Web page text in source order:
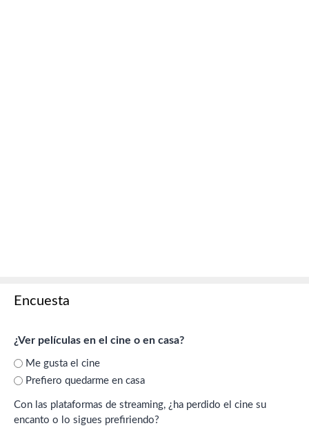
Encuesta
¿Ver películas en el cine o en casa?
Me gusta el cine
Prefiero quedarme en casa
Con las plataformas de streaming, ¿ha perdido el cine su
encanto o lo sigues prefiriendo?